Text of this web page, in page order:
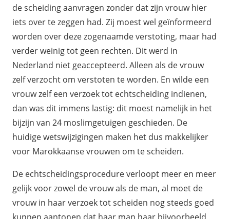
de scheiding aanvragen zonder dat zijn vrouw hier
iets over te zeggen had. Zij moest wel geïnformeerd
worden over deze zogenaamde verstoting, maar had
verder weinig tot geen rechten. Dit werd in
Nederland niet geaccepteerd. Alleen als de vrouw
zelf verzocht om verstoten te worden. En wilde een
vrouw zelf een verzoek tot echtscheiding indienen,
dan was dit immens lastig: dit moest namelijk in het
bijzijn van 24 moslimgetuigen geschieden. De
huidige wetswijzigingen maken het dus makkelijker
voor Marokkaanse vrouwen om te scheiden.
De echtscheidingsprocedure verloopt meer en meer
gelijk voor zowel de vrouw als de man, al moet de
vrouw in haar verzoek tot scheiden nog steeds goed